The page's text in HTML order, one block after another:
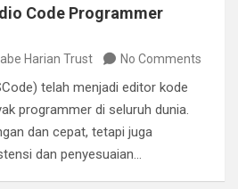
Code Programmer
Harian Trust No Comments
telah menjadi editor kode
programmer di seluruh dunia.
dan cepat, tetapi juga
dan penyesuaian…